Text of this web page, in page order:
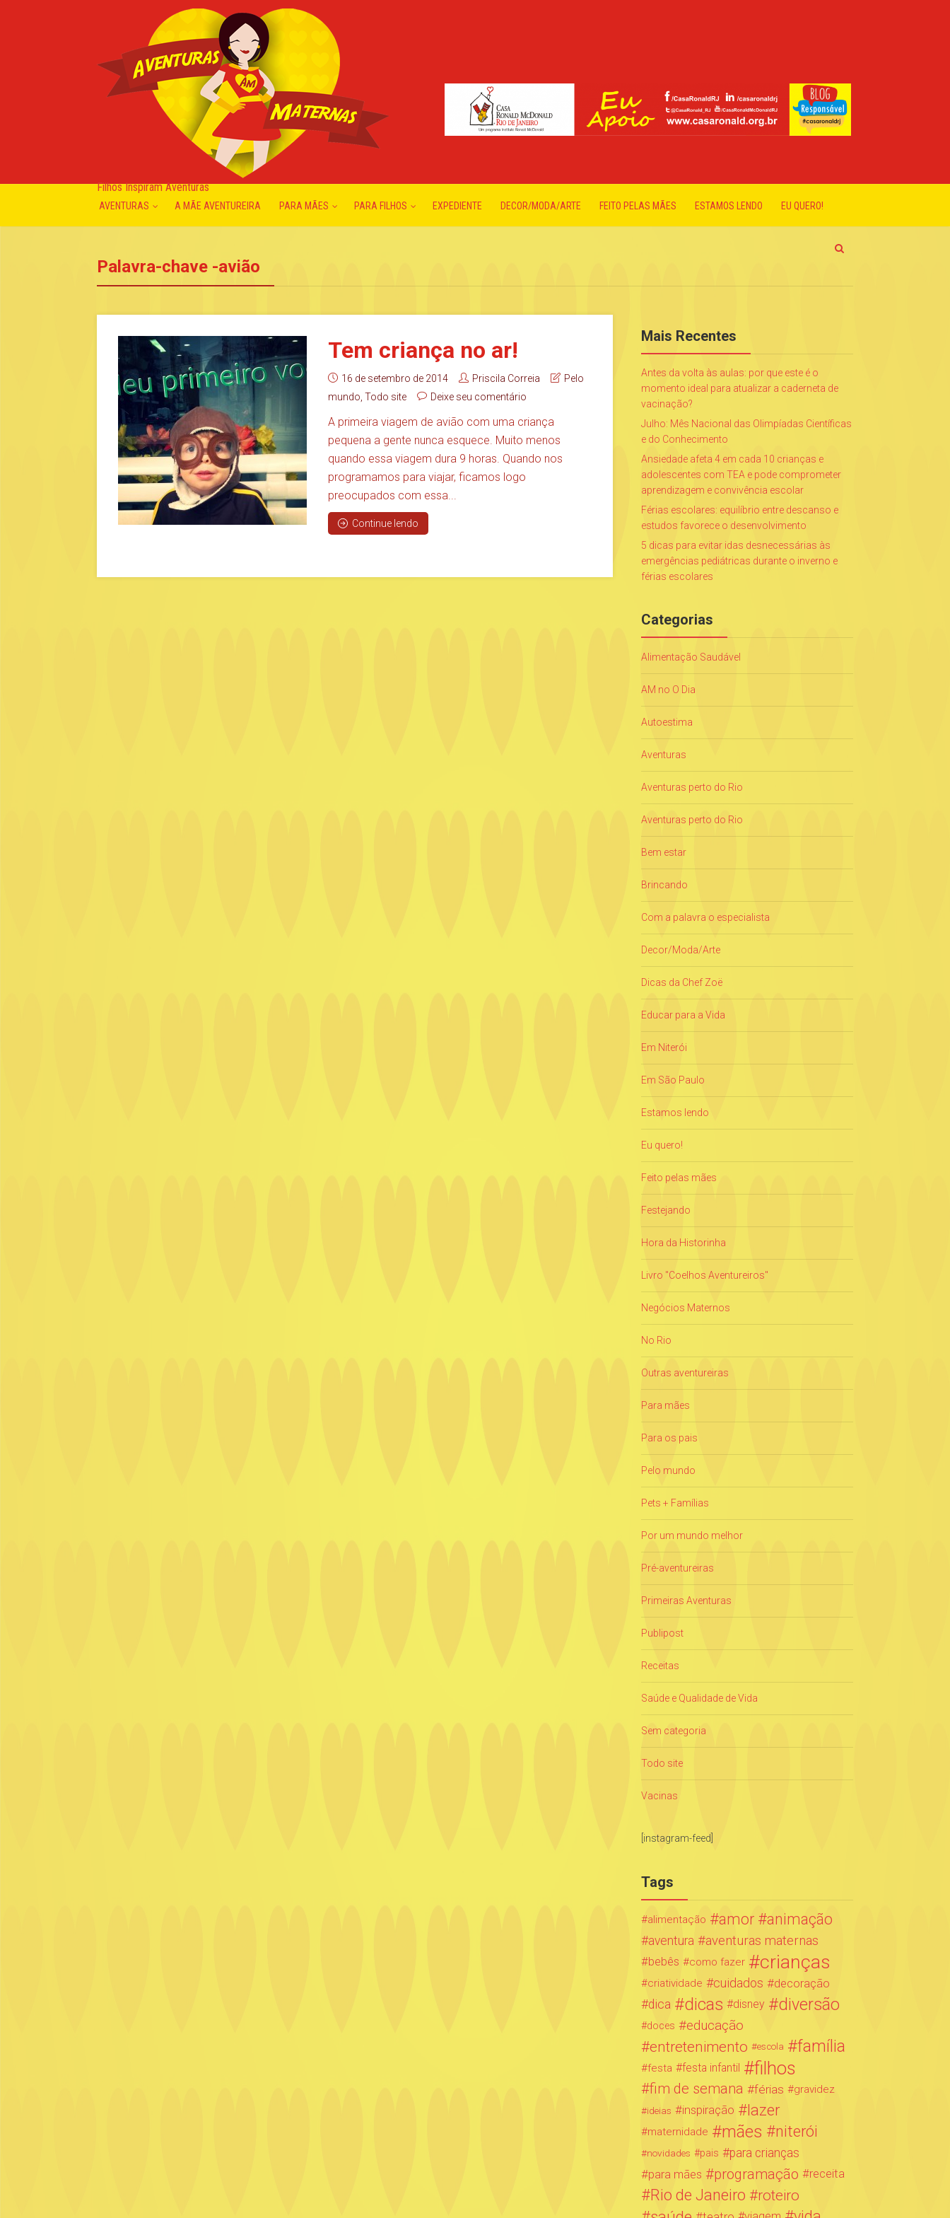
Filhos Inspiram Aventuras
AVENTURAS A MÃE AVENTUREIRA PARA MÃES PARA FILHOS EXPEDIENTE DECOR/MODA/ARTE FEITO PELAS MÃES ESTAMOS LENDO EU QUERO!
Palavra-chave -avião
Tem criança no ar!
16 de setembro de 2014 Priscila Correia
Pelo
mundo Todo site Deixe seu comentário
A primeira viagem de avião com uma criança
pequena a gente nunca esquece. Muito menos
quando essa viagem dura 9 horas. Quando nos
programamos para viajar, ficamos logo
preocupados com essa...
Continue lendo
Mais Recentes
Antes da volta às aulas: por que este é o
momento ideal para atualizar a caderneta de
vacinação?
Julho: Mês Nacional das Olimpíadas Científicas
e do Conhecimento
Ansiedade afeta 4 em cada 10 crianças e
adolescentes com TEA e pode comprometer
aprendizagem e convivência escolar
Férias escolares: equilíbrio entre descanso e
estudos favorece o desenvolvimento
5 dicas para evitar idas desnecessárias às
emergências pediátricas durante o inverno e
férias escolares
Categorias
Alimentação Saudável
AM no O Dia
Autoestima
Aventuras
Aventuras perto do Rio
Aventuras perto do Rio
Bem estar
Brincando
Com a palavra o especialista
Decor/Moda/Arte
Dicas da Chef Zoë
Educar para a Vida
Em Niterói
Em São Paulo
Estamos lendo
Eu quero!
Feito pelas mães
Festejando
Hora da Historinha
Livro "Coelhos Aventureiros"
Negócios Maternos
No Rio
Outras aventureiras
Para mães
Para os pais
Pelo mundo
Pets + Famílias
Por um mundo melhor
Pré-aventureiras
Primeiras Aventuras
Publipost
Receitas
Saúde e Qualidade de Vida
Sem categoria
Todo site
Vacinas
[instagram-feed]
Tags
alimentação amor animação
aventura aventuras maternas
bebês como fazer crianças
criatividade cuidados
decoração
dica
dicas disney diversão
doces educação
entretenimento escola família
festa festa infantil filhos
fim de semana férias gravidez
ideias inspiração lazer
maternidade mães niterói
novidades pais
para crianças
para mães
programação receita
Rio de Janeiro roteiro